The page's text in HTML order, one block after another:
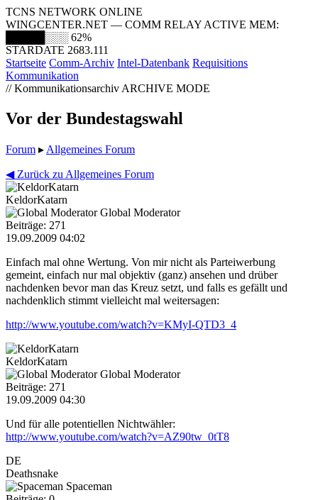
TCNS NETWORK ONLINE
WINGCENTER.NET — COMM RELAY ACTIVE MEM:
█████░░░ 62%
STARDATE 2683.111
Startseite Comm-Archiv Intel-Datenbank Requisitions
Kommunikation
// Kommunikationsarchiv ARCHIVE MODE
Vor der Bundestagswahl
Forum ▸ Allgemeines Forum
◀ Zurück zu Allgemeines Forum
KeldorKatarn
Global Moderator
Beiträge: 271
19.09.2009 04:02
Einfach mal ohne Wertung. Von mir nicht als Parteiwerbung
gemeint, einfach nur mal objektiv (ganz) ansehen und drüber
nachdenken bevor man das Kreuz setzt, und falls es gefällt und
nachdenklich stimmt vielleicht mal weitersagen:
http://www.youtube.com/watch?v=KMyI-QTD3_4
KeldorKatarn
Global Moderator
Beiträge: 271
19.09.2009 04:30
Und für alle potentiellen Nichtwähler:
http://www.youtube.com/watch?v=AZ90tw_0tT8
DE
Deathsnake
Spaceman